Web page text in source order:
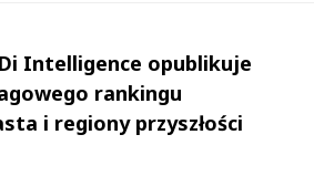
Intelligence opublikuje
rankingu
i regiony przyszłości